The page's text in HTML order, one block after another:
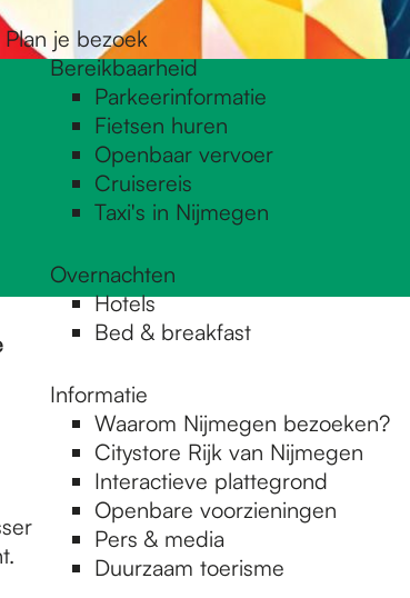
Plan je bezoek
Bereikbaarheid
Parkeerinformatie
Fietsen huren
Openbaar vervoer
Cruisereis
Taxi's in Nijmegen
Overnachten
Hotels
Bed & breakfast
Informatie
Waarom Nijmegen bezoeken?
Citystore Rijk van Nijmegen
Interactieve plattegrond
Openbare voorzieningen
Pers & media
Duurzaam toerisme